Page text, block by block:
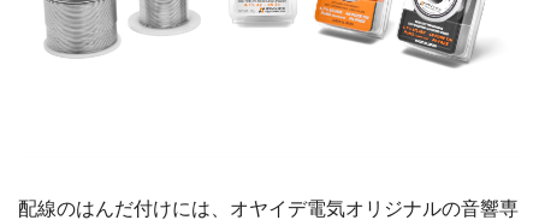
配線のはんだ付けには、オヤイデ電気オリジナルの音響専